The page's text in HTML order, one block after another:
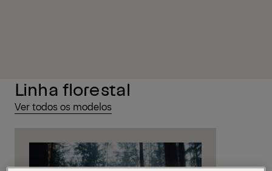
Linha florestal
Ver todos os modelos